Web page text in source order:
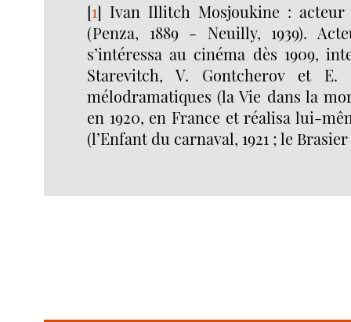
[1] Ivan Illitch Mosjoukine : acteur
(Penza, 1889 - Neuilly, 1939).
s’intéressa au cinéma dès 1909,
Starevitch, V. Gontcherov et E.
mélodramatiques (la Vie dans la
en 1920, en France et réalisa lui-
(l’Enfant du carnaval, 1921 ; le